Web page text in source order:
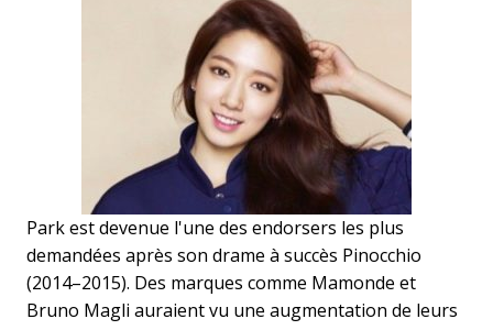
Park est devenue l'une des endorsers les plus
demandées après son drame à succès Pinocchio
(2014–2015). Des marques comme Mamonde et
Bruno Magli auraient vu une augmentation de leurs